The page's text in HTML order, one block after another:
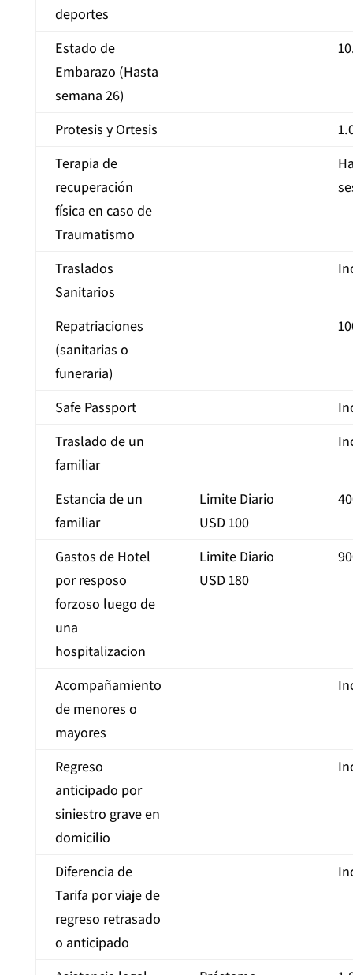
deportes
Estado de
Embarazo (Hasta
semana 26)
Protesis y Ortesis
Terapia de
recuperación
física en caso de
Traumatismo
Traslados
Sanitarios
Repatriaciones
(sanitarias o
funeraria)
Safe Passport
Traslado de un
familiar
Estancia de un
familiar
Limite Diario
USD 100
Gastos de Hotel
por resposo
forzoso luego de
una
hospitalizacion
Limite Diario
USD 180
Acompañamiento
de menores o
mayores
Regreso
anticipado por
siniestro grave en
domicilio
Diferencia de
Tarifa por viaje de
regreso retrasado
o anticipado